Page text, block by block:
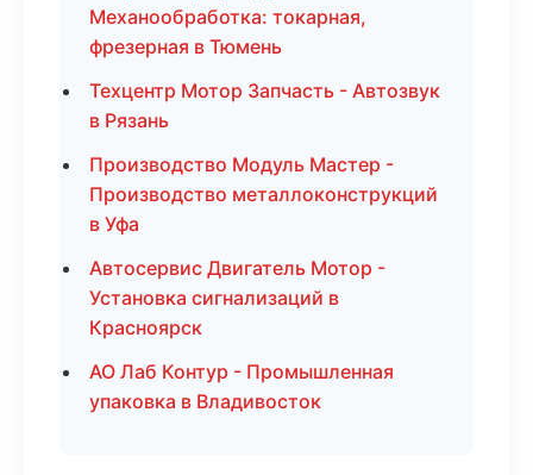
Механообработка: токарная,
фрезерная в Тюмень
Техцентр Мотор Запчасть - Автозвук
в Рязань
Производство Модуль Мастер -
Производство металлоконструкций
в Уфа
Автосервис Двигатель Мотор -
Установка сигнализаций в
Красноярск
АО Лаб Контур - Промышленная
упаковка в Владивосток